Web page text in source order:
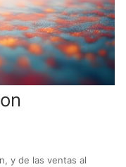
y de las ventas al